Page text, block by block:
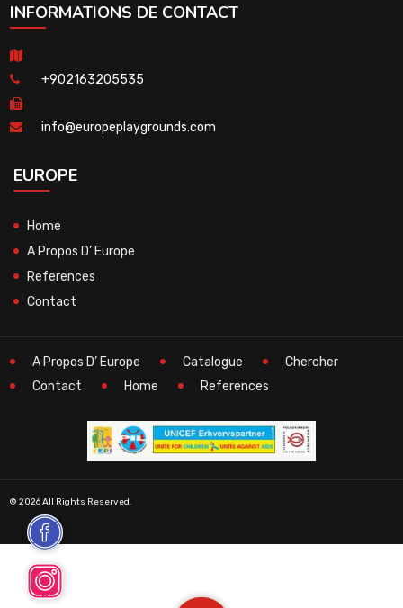
INFORMATIONS DE CONTACT
+902163205535
info@europeplaygrounds.com
EUROPE
Home
A Propos D’ Europe
References
Contact
A Propos D’ Europe Catalogue
Chercher
Contact
Home References
© 2026 All Rights Reserved.